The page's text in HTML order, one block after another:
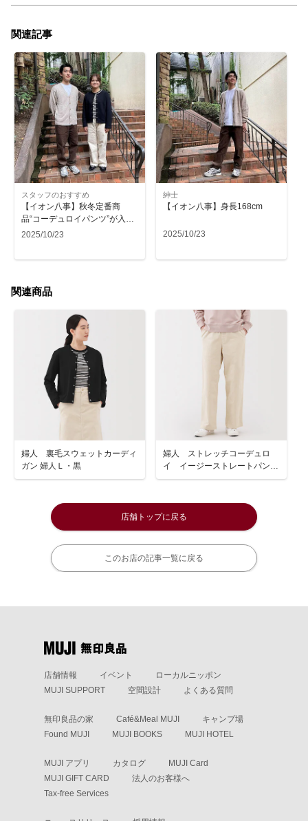
関連記事
スタッフのおすすめ
【イオン八事】秋冬定番商
品“コーデュロイパンツ”が入荷
しました
2025/10/23
紳士
【イオン八事】身長168cm
2025/10/23
関連商品
婦人 裏毛スウェットカーディ
ガン 婦人Ｌ・黒
婦人 ストレッチコーデュロ
イ イージーストレートパンツ
婦人Ｍ・アイボリー
店舗トップに戻る
このお店の記事一覧に戻る
店舗情報 イベント
ローカルニッポン
MUJI SUPPORT
空間設計 よくある質問
無印良品の家 Café&Meal MUJI
キャンプ場
Found MUJI
MUJI BOOKS MUJI HOTEL
MUJI アプリ カタログ
MUJI Card
MUJI GIFT CARD
法人のお客様へ
Tax-free Services